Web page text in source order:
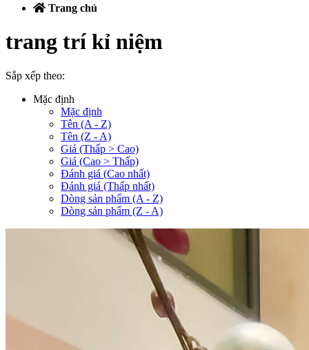
Trang chủ
trang trí kỉ niệm
Sắp xếp theo:
Mặc định
Mặc định
Tên (A - Z)
Tên (Z - A)
Giá (Thấp > Cao)
Giá (Cao > Thấp)
Đánh giá (Cao nhất)
Đánh giá (Thấp nhất)
Dòng sản phẩm (A - Z)
Dòng sản phẩm (Z - A)